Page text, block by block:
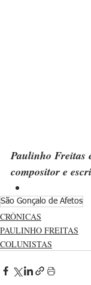
Paulinho Freitas
compositor e
São Gonçalo de Afetos
CRÔNICAS
PAULINHO FREITAS
COLUNISTAS